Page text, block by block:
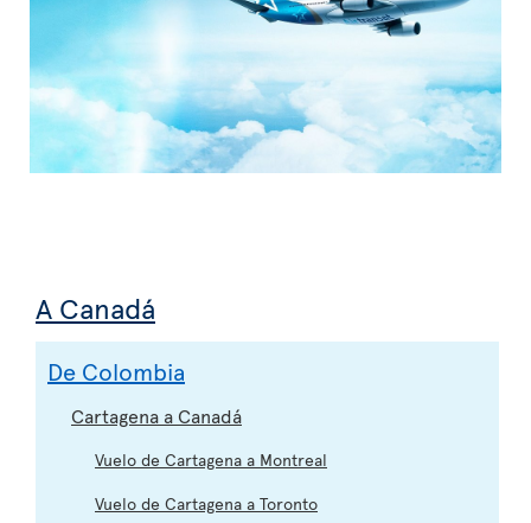
A Canadá
De Colombia
Cartagena a Canadá
Vuelo de Cartagena a Montreal
Vuelo de Cartagena a Toronto